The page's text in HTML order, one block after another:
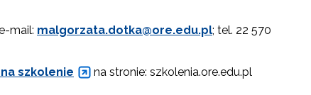
mail: malgorzata.dotka@ore.edu.pl; tel. 22 570
szkolenie
na stronie: szkolenia.ore.edu.pl